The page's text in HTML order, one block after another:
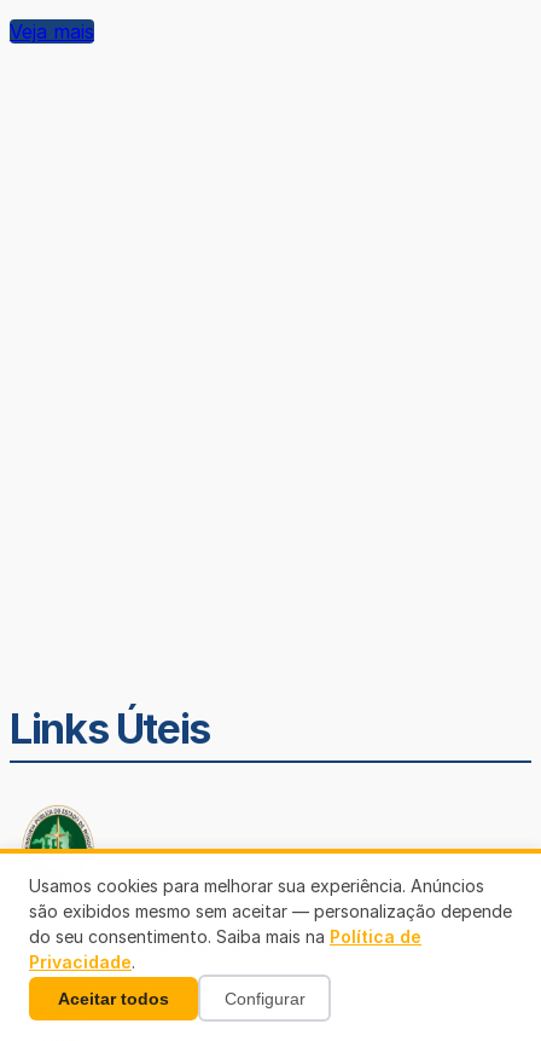
Veja mais
Links Úteis
Defensoria Pública de Rondônia
Usamos cookies para melhorar sua experiência. Anúncios
são exibidos mesmo sem aceitar — personalização depende
do seu consentimento. Saiba mais na Política de
Privacidade.
Aceitar todos Configurar